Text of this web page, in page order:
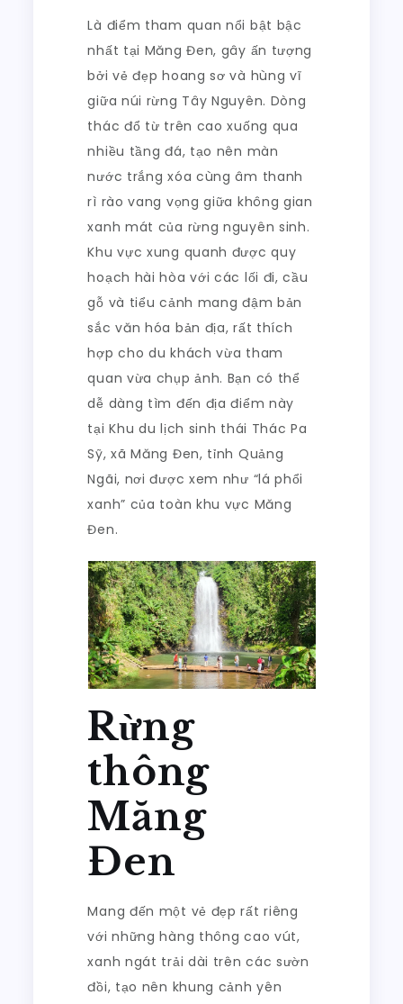
Là điểm tham quan nổi bật bậc
nhất tại Măng Đen, gây ấn tượng
bởi vẻ đẹp hoang sơ và hùng vĩ
giữa núi rừng Tây Nguyên. Dòng
thác đổ từ trên cao xuống qua
nhiều tầng đá, tạo nên màn
nước trắng xóa cùng âm thanh
rì rào vang vọng giữa không gian
xanh mát của rừng nguyên sinh.
Khu vực xung quanh được quy
hoạch hài hòa với các lối đi, cầu
gỗ và tiểu cảnh mang đậm bản
sắc văn hóa bản địa, rất thích
hợp cho du khách vừa tham
quan vừa chụp ảnh. Bạn có thể
dễ dàng tìm đến địa điểm này
tại Khu du lịch sinh thái Thác Pa
Sỹ, xã Măng Đen, tỉnh Quảng
Ngãi, nơi được xem như “lá phổi
xanh” của toàn khu vực Măng
Đen.
Rừng
thông
Măng
Đen
Mang đến một vẻ đẹp rất riêng
với những hàng thông cao vút,
xanh ngát trải dài trên các sườn
đồi, tạo nên khung cảnh yên